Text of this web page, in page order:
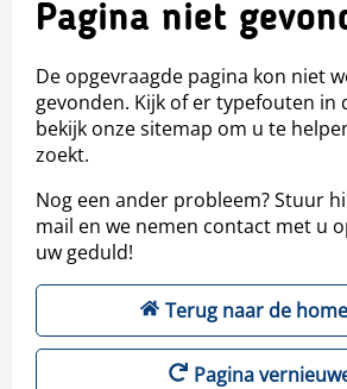
Pagina niet
De opgevraagde pagina kon niet
gevonden. Kijk of er typefouten in
bekijk onze sitemap om u te
zoekt.
Nog een ander probleem? Stuur
mail en we nemen contact met u
uw geduld!
Terug naar de
Pagina